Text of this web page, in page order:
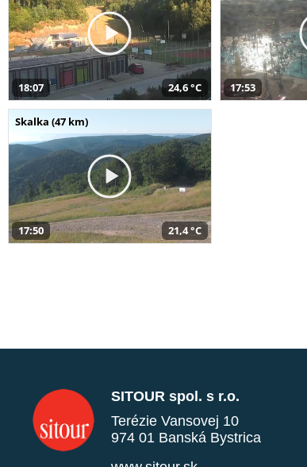
18:07 24,6 °C 17:53
Skalka (47 km)
17:50 21,4 °C
SITOUR spol. s r.o.
Terézie Vansovej 10
974 01 Banská Bystrica